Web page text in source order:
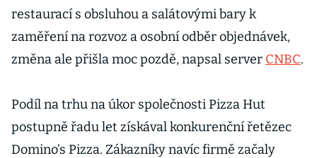
restaurací s obsluhou a salátovými bary k
zaměření na rozvoz a osobní odběr objednávek,
změna ale přišla moc pozdě, napsal server CNBC.
Podíl na trhu na úkor společnosti Pizza Hut
postupně řadu let získával konkurenční řetězec
Domino’s Pizza. Zákazníky navíc firmě začaly